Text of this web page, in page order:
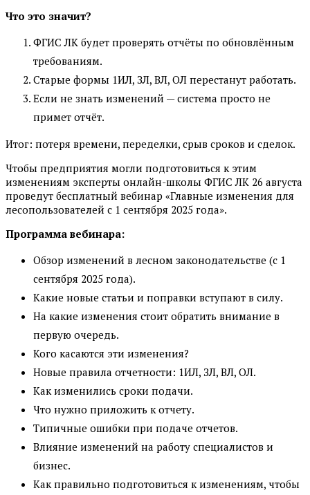
Что это значит?
ФГИС ЛК будет проверять отчёты по обновлённым
требованиям.
Старые формы 1ИЛ, ЗЛ, ВЛ, ОЛ перестанут работать.
Если не знать изменений — система просто не
примет отчёт.
Итог: потеря времени, переделки, срыв сроков и сделок.
Чтобы предприятия могли подготовиться к этим
изменениям эксперты онлайн-школы ФГИС ЛК 26 августа
проведут бесплатный вебинар «Главные изменения для
лесопользователей с 1 сентября 2025 года».
Программа вебинара:
Обзор изменений в лесном законодательстве (с 1
сентября 2025 года).
Какие новые статьи и поправки вступают в силу.
На какие изменения стоит обратить внимание в
первую очередь.
Кого касаются эти изменения?
Новые правила отчетности: 1ИЛ, ЗЛ, ВЛ, ОЛ.
Как изменились сроки подачи.
Что нужно приложить к отчету.
Типичные ошибки при подаче отчетов.
Влияние изменений на работу специалистов и
бизнес.
Как правильно подготовиться к изменениям, чтобы